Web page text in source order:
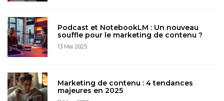
Podcast et NotebookLM : Un nouveau
souffle pour le marketing de contenu ?
13 Mai 2025
Marketing de contenu : 4 tendances
majeures en 2025